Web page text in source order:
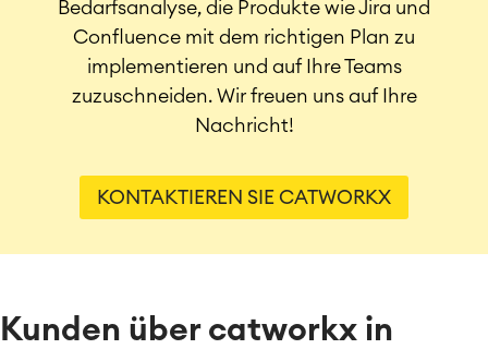
Bedarfsanalyse, die Produkte wie Jira und
Confluence mit dem richtigen Plan zu
implementieren und auf Ihre Teams
zuzuschneiden. Wir freuen uns auf Ihre
Nachricht!
KONTAKTIEREN SIE CATWORKX
Kunden über catworkx in